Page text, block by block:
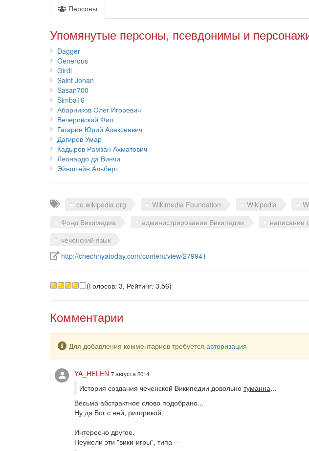
Персоны
Упомянутые персоны, псевдонимы и
Dagger
Generous
Girdi
Saint Johan
Sasan700
Simba16
Абарников Олег Игоревич
Вечеровский Фил
Гагарин Юрий Алексеевич
Дагиров Умар
Кадыров Рамзан Ахматович
Леонардо да Винчи
Эйнштейн Альберт
Теги ce.wikipedia.org Wikimedia Foundation Wikipedia
Фонд Викимедиа
администрирование Википедии написание
чеченский язык
Ссылка на источник в интернете
http://chechnyatoday.com/content/view/279941
(Голосов: 3, Рейтинг: 3.56)
Комментарии
Предупреждение
Для добавления комментариев требуется авторизация
YA_HELEN 7 августа 2014
История создания чеченской Википедии довольно туманна...
Весьма абстрактное слово подобрано...
Ну да Бог с ней, риторикой.
Интересно другое.
Неужели эти "вики-игры", типа —